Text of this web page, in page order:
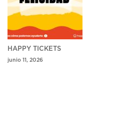
HAPPY TICKETS
junio 11, 2026